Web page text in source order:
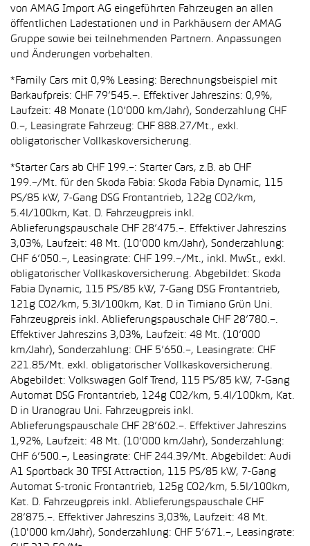
von AMAG Import AG eingeführten Fahrzeugen an allen
öffentlichen Ladestationen und in Parkhäusern der AMAG
Gruppe sowie bei teilnehmenden Partnern. Anpassungen
und Änderungen vorbehalten.
*Family Cars mit 0,9% Leasing: Berechnungsbeispiel mit
Barkaufpreis: CHF 79’545.–. Effektiver Jahreszins: 0,9%,
Laufzeit: 48 Monate (10’000 km/Jahr), Sonderzahlung CHF
0.–, Leasingrate Fahrzeug: CHF 888.27/Mt., exkl.
obligatorischer Vollkaskoversicherung.
*Starter Cars ab CHF 199.–: Starter Cars, z.B. ab CHF
199.–/Mt. für den Skoda Fabia: Skoda Fabia Dynamic, 115
PS/85 kW, 7-Gang DSG Frontantrieb, 122g CO2/km,
5.4l/100km, Kat. D. Fahrzeugpreis inkl.
Ablieferungspauschale CHF 28’475.–. Effektiver Jahreszins
3,03%, Laufzeit: 48 Mt. (10’000 km/Jahr), Sonderzahlung:
CHF 6’050.–, Leasingrate: CHF 199.–/Mt., inkl. MwSt., exkl.
obligatorischer Vollkaskoversicherung. Abgebildet: Skoda
Fabia Dynamic, 115 PS/85 kW, 7-Gang DSG Frontantrieb,
121g CO2/km, 5.3l/100km, Kat. D in Timiano Grün Uni.
Fahrzeugpreis inkl. Ablieferungspauschale CHF 28’780.–.
Effektiver Jahreszins 3,03%, Laufzeit: 48 Mt. (10’000
km/Jahr), Sonderzahlung: CHF 5’650.–, Leasingrate: CHF
221.85/Mt. exkl. obligatorischer Vollkaskoversicherung.
Abgebildet: Volkswagen Golf Trend, 115 PS/85 kW, 7-Gang
Automat DSG Frontantrieb, 124g CO2/km, 5.4l/100km, Kat.
D in Uranograu Uni. Fahrzeugpreis inkl.
Ablieferungspauschale CHF 28’602.–. Effektiver Jahreszins
1,92%, Laufzeit: 48 Mt. (10’000 km/Jahr), Sonderzahlung:
CHF 6’500.–, Leasingrate: CHF 244.39/Mt. Abgebildet: Audi
A1 Sportback 30 TFSI Attraction, 115 PS/85 kW, 7-Gang
Automat S-tronic Frontantrieb, 125g CO2/km, 5.5l/100km,
Kat. D. Fahrzeugpreis inkl. Ablieferungspauschale CHF
28’875.–. Effektiver Jahreszins 3,03%, Laufzeit: 48 Mt.
(10'000 km/Jahr), Sonderzahlung: CHF 5’671.–, Leasingrate: